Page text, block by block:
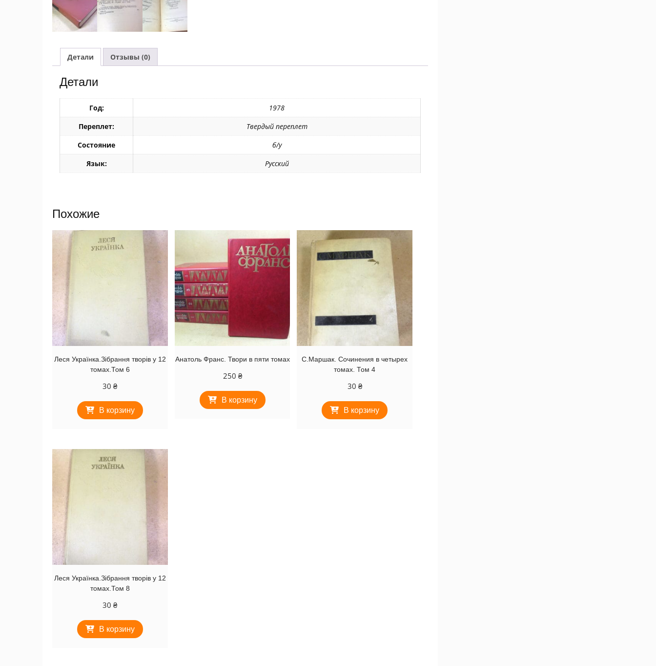
Детали Отзывы (0)
Детали
Год:
1978
Переплет:
Твердый переплет
Состояние
б/у
Язык:
Русский
Похожие
Леся Українка.Зібрання творів у 12
томах.Том 6
30₴
В корзину
Анатоль Франс. Твори в пяти томах
250 ₴
В корзину
С.Маршак. Сочинения в четырех
томах. Том 4
30 ₴
В корзину
Леся Українка.Зібрання творів у 12
томах.Том 8
30₴
В корзину